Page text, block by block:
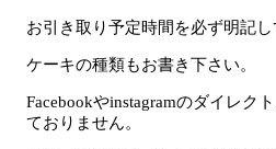
お引き取り予定時間を必ず明記し
ケーキの種類もお書き下さい。
Facebookやinstagramのダイレク
ておりません。